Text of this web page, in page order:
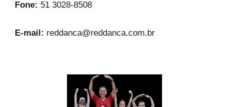
Fone: 51 3028-8508
E-mail: reddanca@reddanca.com.br